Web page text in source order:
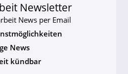
Newsletter
News per Email
News
kündbar